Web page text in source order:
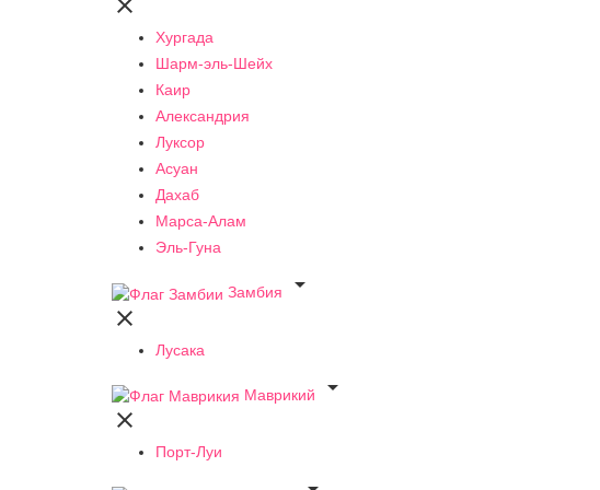

Хургада
Шарм-эль-Шейх
Каир
Александрия
Луксор
Асуан
Дахаб
Марса-Алам
Эль-Гуна
Замбия


Лусака
Маврикий


Порт-Луи